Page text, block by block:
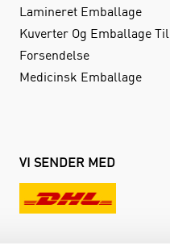
Lamineret Emballage
Kuverter Og Emballage Til
Forsendelse
Medicinsk Emballage
VI SENDER MED